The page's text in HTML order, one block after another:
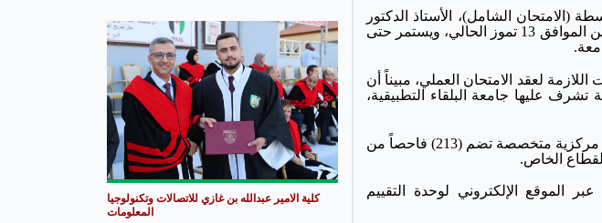
(الامتحان الشامل)، الأستاذ الدكتور
أحمد فخري العجلوني، أن الامتحان العملي للدورة الصيفية لعام 2026 سيبدأ صباح يوم الاثنين الموافق 13 تموز الحالي، ويستمر حتى
لعقد الامتحان العملي، مبيناً أن
وكلية جامعية متوسطة تشرف عليها جامعة البلقاء التطبيقية،
وأضاف أن الجامعة اعتمدت (28) مركزاً لعقد الامتحان العملي، بمشاركة (71) لجنة امتحان مركزية متخصصة تضم (213) فاحصاً من
الخاص.
الموقع الإلكتروني لوحدة التقييم
كلية الامير عبدالله بن غازي للاتصالات وتكنولوجيا
المعلومات